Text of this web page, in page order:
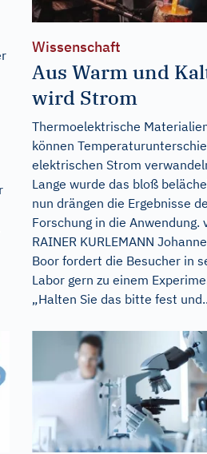
Wissenschaft
Aus Warm und
wird Strom
Thermoelektrische
können
elektrischen Strom
Lange wurde das bloß
nun drängen die Ergebnisse
Forschung in die Anwendung.
RAINER KURLEMANN
Boor fordert die Besucher in
Labor gern zu einem
„Halten Sie das bitte fest